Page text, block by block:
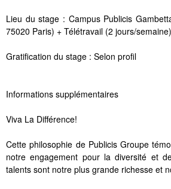
Lieu du stage : Campus Publicis
75020 Paris) + Télétravail (2 jours/semaine)
Gratification du stage : Selon profil
Informations supplémentaires
Viva La Différence!
Cette philosophie de Publicis Groupe
notre engagement pour la diversité et
talents sont notre plus grande richesse et